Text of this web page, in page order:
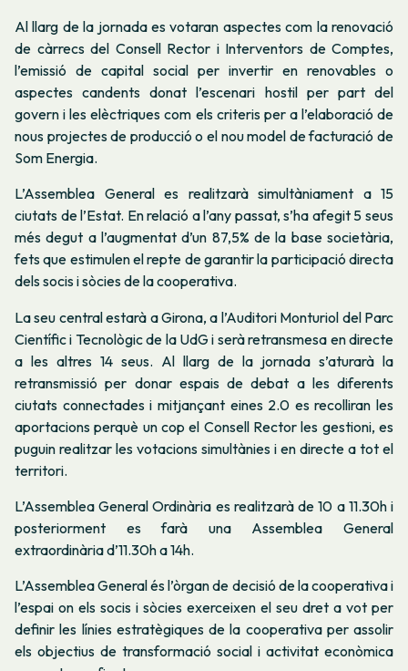
Al llarg de la jornada es votaran aspectes com la renovació
de càrrecs del Consell Rector i Interventors de Comptes,
l’emissió de capital social per invertir en renovables o
aspectes candents donat l’escenari hostil per part del
govern i les elèctriques com els criteris per a l’elaboració de
nous projectes de producció o el nou model de facturació de
Som Energia.
L’Assemblea General es realitzarà simultàniament a 15
ciutats de l’Estat. En relació a l’any passat, s’ha afegit 5 seus
més degut a l’augmentat d’un 87,5% de la base societària,
fets que estimulen el repte de garantir la participació directa
dels socis i sòcies de la cooperativa.
La seu central estarà a Girona, a l’Auditori Monturiol del Parc
Científic i Tecnològic de la UdG i serà retransmesa en directe
a les altres 14 seus. Al llarg de la jornada s’aturarà la
retransmissió per donar espais de debat a les diferents
ciutats connectades i mitjançant eines 2.0 es recolliran les
aportacions perquè un cop el Consell Rector les gestioni, es
puguin realitzar les votacions simultànies i en directe a tot el
territori.
L’Assemblea General Ordinària es realitzarà de 10 a 11.30h i
posteriorment es farà una Assemblea General
extraordinària d’11.30h a 14h.
L’Assemblea General és l’òrgan de decisió de la cooperativa i
l’espai on els socis i sòcies exerceixen el seu dret a vot per
definir les línies estratègiques de la cooperativa per assolir
els objectius de transformació social i activitat econòmica